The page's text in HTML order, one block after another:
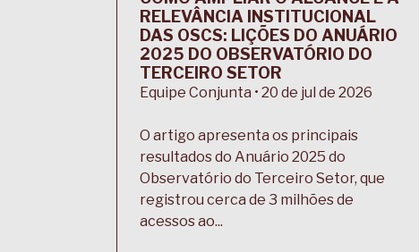
RELEVÂNCIA INSTITUCIONAL
DAS OSCS: LIÇÕES DO ANUÁRIO
2025 DO OBSERVATÓRIO DO
TERCEIRO SETOR
Equipe Conjunta • 20 de jul de 2026
O artigo apresenta os principais
resultados do Anuário 2025 do
Observatório do Terceiro Setor, que
registrou cerca de 3 milhões de
acessos ao...